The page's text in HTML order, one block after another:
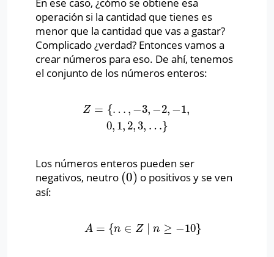
operación si la cantidad que tienes es
menor que la cantidad que vas a gastar?
Complicado ¿verdad? Entonces vamos a
crear números para eso. De ahí, tenemos
el conjunto de los números enteros:
Z = {… , −3, −2, −1,
0, 1, 2,3, …}
Z= {… −3 , − 2 ,−1,0,1,2 3,…}
Los números enteros pueden ser
negativos, neutro (0)
(0)
o positivos y se ven
así:
A = {n ∈ Z n ≥ −10}
A ={n ∈Z∣n −10}